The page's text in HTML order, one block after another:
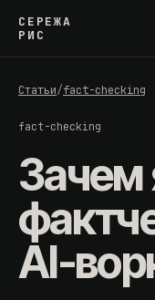
СЕРЕЖА
РИС
Статьи/fact-checking
fact-checking
Зачем
AI-